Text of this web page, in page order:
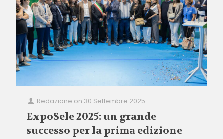
Redazione on 30 Settembre 2025
ExpoSele 2025: un grande
successo per la prima edizione